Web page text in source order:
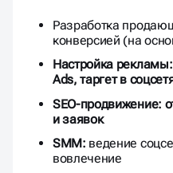
Разработка
конверсией (на
Настройка
Ads, таргет в
SEO-продвижение:
и заявок
SMM: ведение
вовлечение